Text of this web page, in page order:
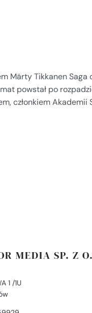
Märty Tikkanen Saga
powstał po
członkiem Akademii
MEDIA SP. Z
1 /1U